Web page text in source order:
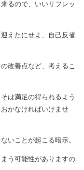
るので、いいリフレッ
えたにせよ、自己反省
改善点など、考えるこ
は満足の得られるよう
かなければいけませ
いことが起こる暗示。
う可能性がありますの